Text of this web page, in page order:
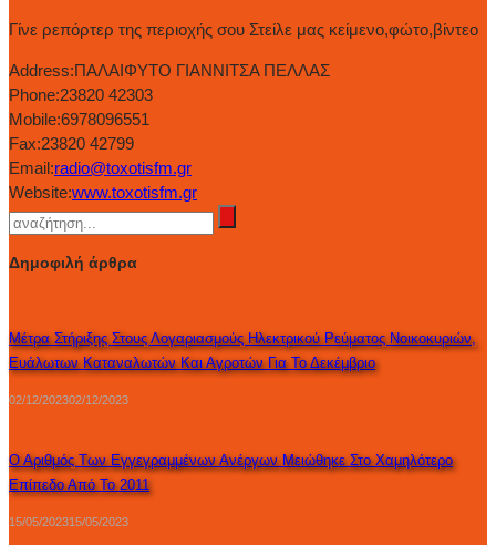
Γίνε ρεπόρτερ της περιοχής σου Στείλε μας κείμενο,φώτο,βίντεο
Address:ΠΑΛΑΙΦΥΤΟ ΓΙΑΝΝΙΤΣΑ ΠΕΛΛΑΣ
Phone:23820 42303
Mobile:6978096551
Fax:23820 42799
Email:radio@toxotisfm.gr
Website:www.toxotisfm.gr
Δημοφιλή άρθρα
Μέτρα Στήριξης Στους Λογαριασμούς Ηλεκτρικού Ρεύματος Νοικοκυριών,
Ευάλωτων Καταναλωτών Και Αγροτών Για Το Δεκέμβριο
02/12/202302/12/2023
Ο Αριθμός Των Εγγεγραμμένων Ανέργων Μειώθηκε Στο Χαμηλότερο
Επίπεδο Από Το 2011
15/05/202315/05/2023